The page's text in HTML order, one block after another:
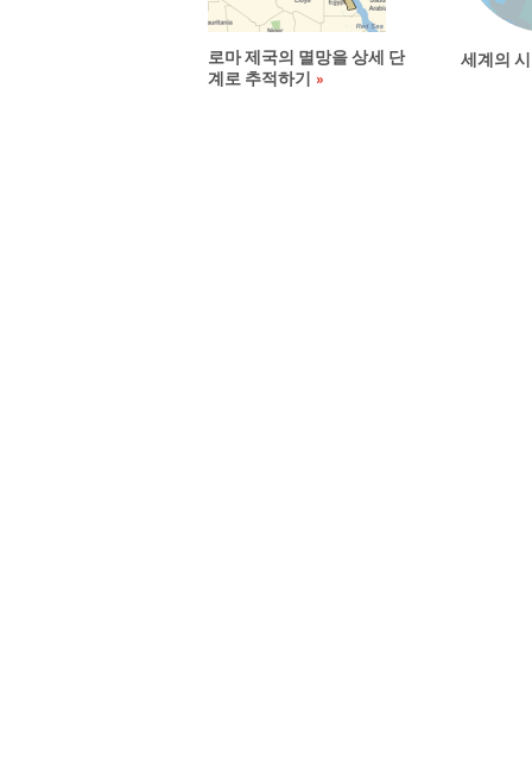
로마 제국의 멸망을 상세 단
계로 추적하기
세계의